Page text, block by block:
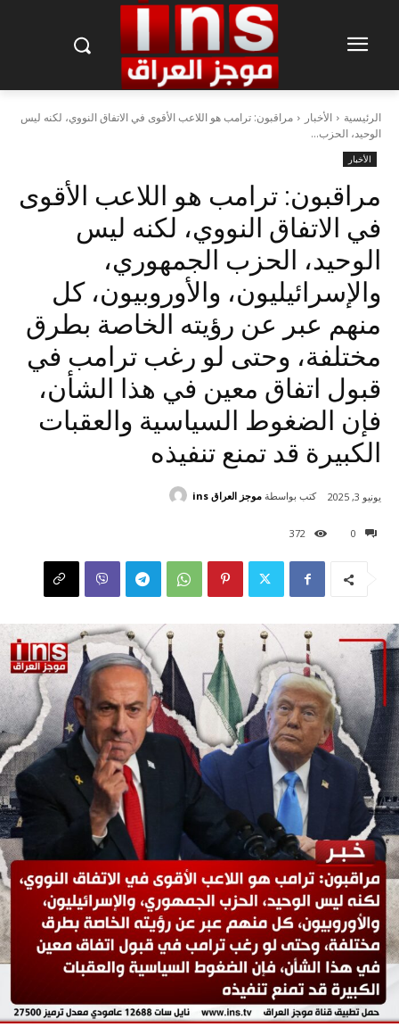
الرئيسية الأخبار
مراقبون: ترامب هو اللاعب الأقوى في الاتفاق النووي، لكنه ليس
الوحيد، الحزب...
الأخبار
مراقبون: ترامب هو اللاعب الأقوى
في الاتفاق النووي، لكنه ليس
الوحيد، الحزب الجمهوري،
والإسرائيليون، والأوروبيون، كل
منهم عبر عن رؤيته الخاصة بطرق
مختلفة، وحتى لو رغب ترامب في
قبول اتفاق معين في هذا الشأن،
فإن الضغوط السياسية والعقبات
الكبيرة قد تمنع تنفيذه
0
372
يونيو 3, 2025 كتب بواسطة موجز العراق ins